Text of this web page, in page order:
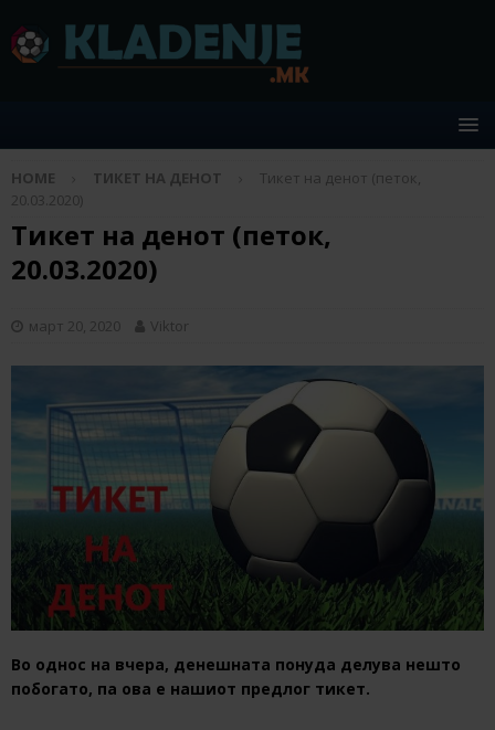
HOME ТИКЕТ НА ДЕНОТ
Тикет на денот (петок,
20.03.2020)
Тикет на денот (петок,
20.03.2020)
март 20, 2020 Viktor
Во однос на вчера, денешната понуда делува нешто
побогато, па ова е нашиот предлог тикет.